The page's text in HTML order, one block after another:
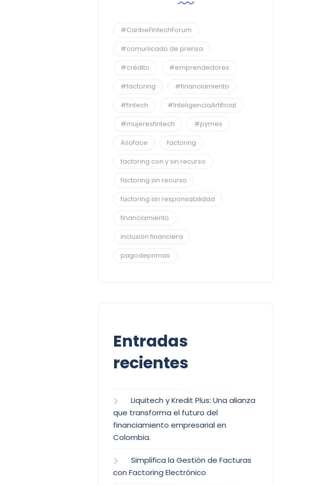
#CaribeFintechForum
#comunicado de prensa
#crédito
#emprendedores
#factoring
#financiamiento
#fintech
#InteligenciaArtificial
#mujeresfintech
#pymes
Asoface
factoring
factoring con y sin recurso
factoring sin recurso
factoring sin responsabilidad
financiamiento
inclusión financiera
pagodeprimas
Entradas
recientes
Liquitech y Kredit Plus: Una alianza
que transforma el futuro del
financiamiento empresarial en
Colombia.
Simplifica la Gestión de Facturas
con Factoring Electrónico